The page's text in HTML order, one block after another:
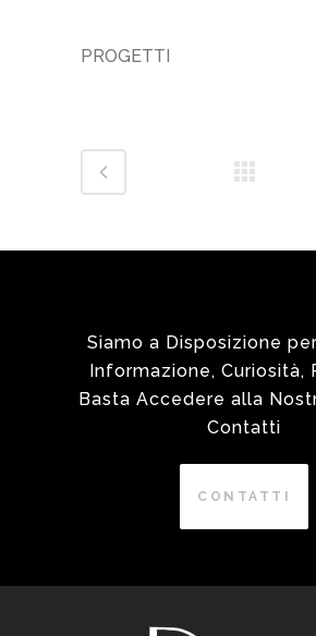
PROGETTI
Siamo a Disposizione
Informazione, Curiosità,
Basta Accedere alla
Contatti
CONTATTI